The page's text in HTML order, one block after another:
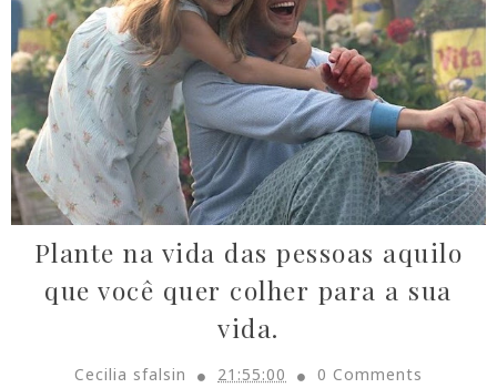
Plante na vida das pessoas aquilo
que você quer colher para a sua
vida.
Cecilia sfalsin 21:55:00 0 Comments